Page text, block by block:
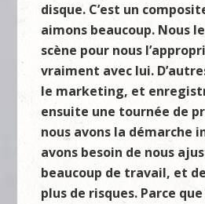
disque. C’est un
aimons beaucoup. Nous
scène pour nous
vraiment avec lui.
le marketing, et
ensuite une tournée de
nous avons la démarche
avons besoin de nous
beaucoup de travail, et
plus de risques. Parce